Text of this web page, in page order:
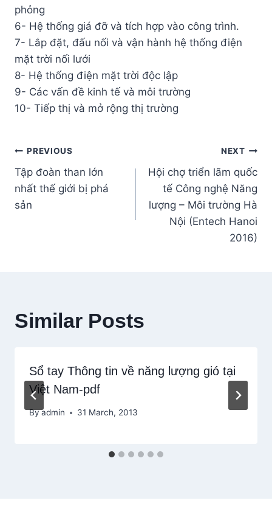
phỏng
6- Hệ thống giá đỡ và tích hợp vào công trình.
7- Lắp đặt, đấu nối và vận hành hệ thống điện
mặt trời nối lưới
8- Hệ thống điện mặt trời độc lập
9- Các vấn đề kinh tế và môi trường
10- Tiếp thị và mở rộng thị trường
Post
navigation
PREVIOUS
Tập đoàn than lớn
nhất thế giới bị phá
sản
NEXT
Hội chợ triển lãm quốc
tế Công nghệ Năng
lượng – Môi trường Hà
Nội (Entech Hanoi
2016)
Similar Posts
Sổ tay Thông tin về năng lượng gió tại
Việt Nam-pdf
Byadmin 31 March, 2013